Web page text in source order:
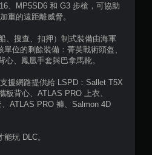
、MP5SD6 和 G3 步槍，可協助
重的遠距離威脅。
、搜查、扣押）制式裝備由海軍
位的剩餘裝備：菁英戰術頭盔、
、鳳凰手套與巴拿馬靴。
援網路提供給 LSPD：Sallet T5X
板背心、ATLAS PRO 上衣、
ATLAS PRO 褲、Salmon 4D
玩 DLC。